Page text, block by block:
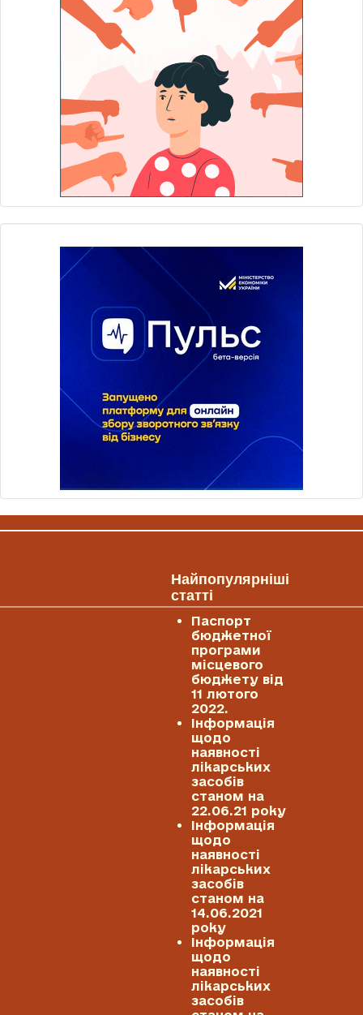
Найпопулярніші
статті
Паспорт
бюджетної
програми
місцевого
бюджету від
11 лютого
2022.
Інформація
щодо
наявності
лікарських
засобів
станом на
22.06.21 року
Інформація
щодо
наявності
лікарських
засобів
станом на
14.06.2021
року
Інформація
щодо
наявності
лікарських
засобів